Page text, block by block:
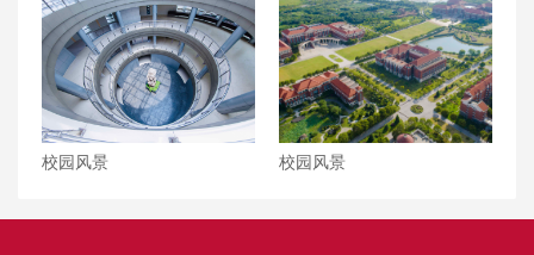
校园风景 校园风景